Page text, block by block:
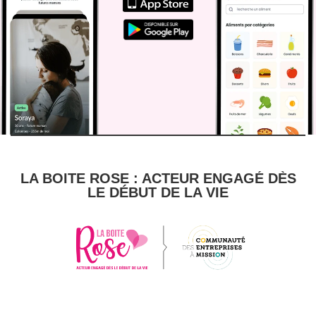
LA BOITE ROSE : ACTEUR ENGAGÉ DÈS
LE DÉBUT DE LA VIE